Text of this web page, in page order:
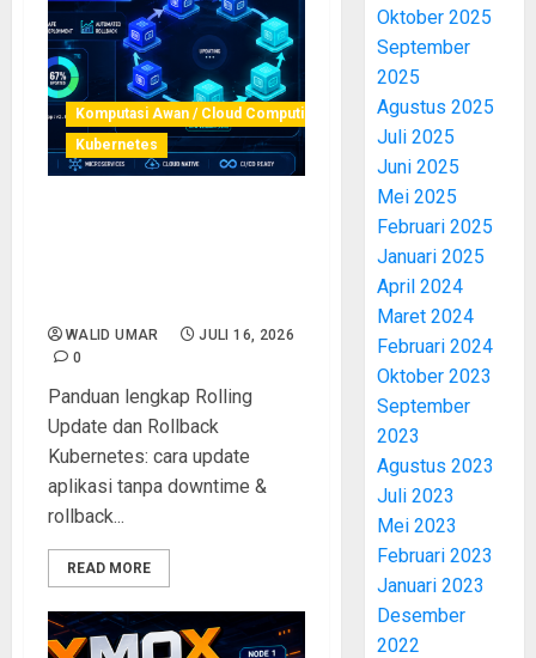
Komputasi Awan / Cloud Computing
Kubernetes
WALID UMAR
JULI 16, 2026
0
Panduan lengkap Rolling
Update dan Rollback
Kubernetes: cara update
aplikasi tanpa downtime &
rollback...
READ MORE
Oktober 2025
September
2025
Agustus 2025
Juli 2025
Juni 2025
Mei 2025
Februari 2025
Januari 2025
April 2024
Maret 2024
Februari 2024
Oktober 2023
September
2023
Agustus 2023
Juli 2023
Mei 2023
Februari 2023
Januari 2023
Desember
2022